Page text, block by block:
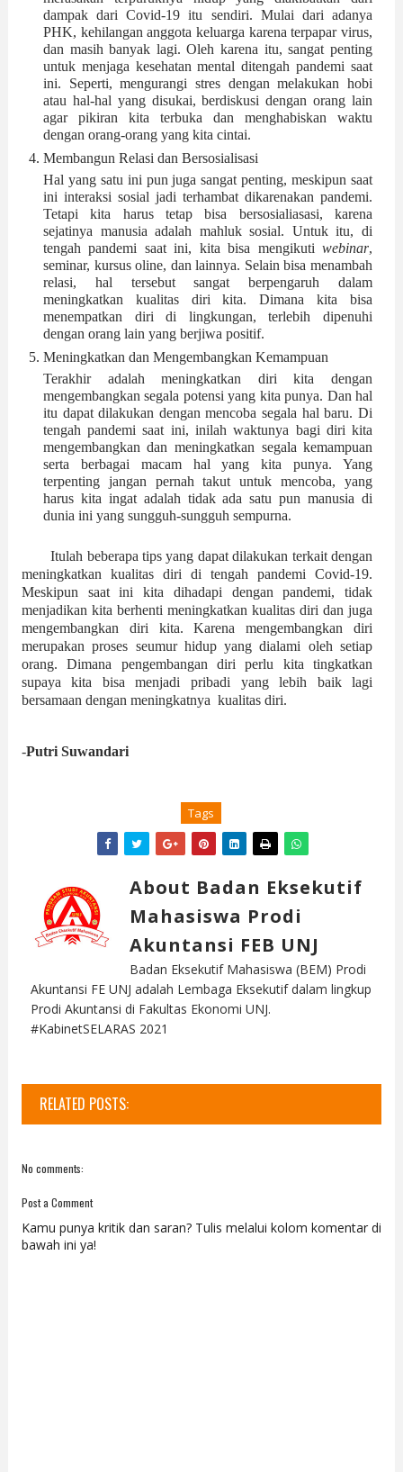
dampak dari Covid-19 itu sendiri. Mulai dari adanya
PHK, kehilangan anggota keluarga karena terpapar virus,
dan masih banyak lagi. Oleh karena itu, sangat penting
untuk menjaga kesehatan mental ditengah pandemi saat
ini. Seperti, mengurangi stres dengan melakukan hobi
atau hal-hal yang disukai, berdiskusi dengan orang lain
agar pikiran kita terbuka dan menghabiskan waktu
dengan orang-orang yang kita cintai.
Membangun Relasi dan Bersosialisasi
Hal yang satu ini pun juga sangat penting, meskipun saat
ini interaksi sosial jadi terhambat dikarenakan pandemi.
Tetapi kita harus tetap bisa bersosialiasasi, karena
sejatinya manusia adalah mahluk sosial. Untuk itu, di
tengah pandemi saat ini, kita bisa mengikuti webinar,
seminar, kursus oline, dan lainnya. Selain bisa menambah
relasi, hal tersebut sangat berpengaruh dalam
meningkatkan kualitas diri kita. Dimana kita bisa
menempatkan diri di lingkungan, terlebih dipenuhi
dengan orang lain yang berjiwa positif.
Meningkatkan dan Mengembangkan Kemampuan
Terakhir adalah meningkatkan diri kita dengan
mengembangkan segala potensi yang kita punya. Dan hal
itu dapat dilakukan dengan mencoba segala hal baru. Di
tengah pandemi saat ini, inilah waktunya bagi diri kita
mengembangkan dan meningkatkan segala kemampuan
serta berbagai macam hal yang kita punya. Yang
terpenting jangan pernah takut untuk mencoba, yang
harus kita ingat adalah tidak ada satu pun manusia di
dunia ini yang sungguh-sungguh sempurna.
Itulah beberapa tips yang dapat dilakukan terkait dengan
meningkatkan kualitas diri di tengah pandemi Covid-19.
Meskipun saat ini kita dihadapi dengan pandemi, tidak
menjadikan kita berhenti meningkatkan kualitas diri dan juga
mengembangkan diri kita. Karena mengembangkan diri
merupakan proses seumur hidup yang dialami oleh setiap
orang. Dimana pengembangan diri perlu kita tingkatkan
supaya kita bisa menjadi pribadi yang lebih baik lagi
bersamaan dengan meningkatnya  kualitas diri.
-Putri Suwandari
Tags
About Badan Eksekutif
Mahasiswa Prodi
Akuntansi FEB UNJ
Badan Eksekutif Mahasiswa (BEM) Prodi
Akuntansi FE UNJ adalah Lembaga Eksekutif dalam lingkup
Prodi Akuntansi di Fakultas Ekonomi UNJ.
#KabinetSELARAS 2021
RELATED POSTS:
No comments:
Post a Comment
Kamu punya kritik dan saran? Tulis melalui kolom komentar di
bawah ini ya!